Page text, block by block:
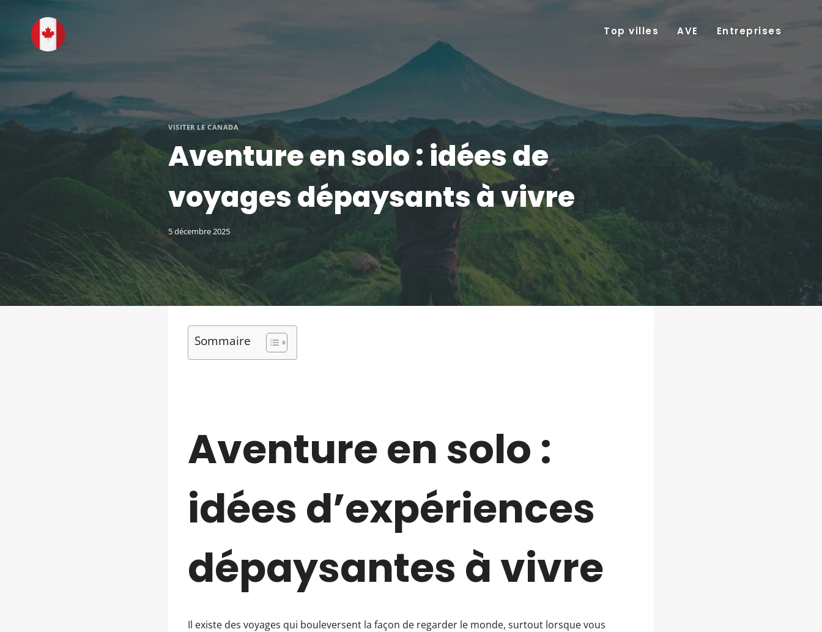
contenu
Top villes AVE Entreprises
VISITER LE CANADA
Aventure en solo : idées de
voyages dépaysants à vivre
5 décembre 2025
Sommaire
Aventure en solo :
idées d’expériences
dépaysantes à vivre
Il existe des voyages qui bouleversent la façon de regarder le monde, surtout lorsque vous